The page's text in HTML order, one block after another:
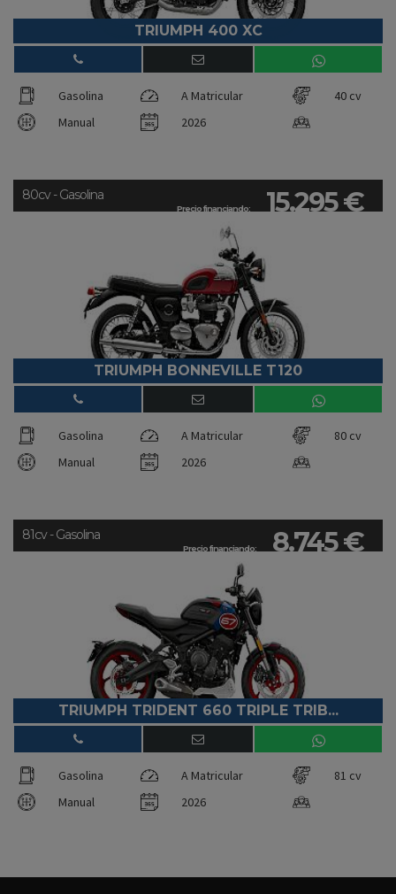
TRIUMPH 400 XC
Gasolina A Matricular
40 cv
Manual
2026
Precio financiando: 15.295 €
80cv - Gasolina
TRIUMPH BONNEVILLE T120
Gasolina A Matricular
80 cv
Manual
2026
Precio financiando: 8.745 €
81cv - Gasolina
TRIUMPH TRIDENT 660 TRIPLE TRIB...
Gasolina A Matricular
81 cv
Manual
2026